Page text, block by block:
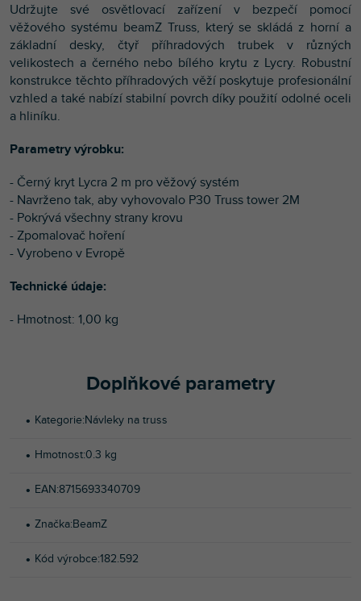
Udržujte své osvětlovací zařízení v bezpečí pomocí
věžového systému beamZ Truss, který se skládá z horní a
základní desky, čtyř příhradových trubek v různých
velikostech a černého nebo bílého krytu z Lycry. Robustní
konstrukce těchto příhradových věží poskytuje profesionální
vzhled a také nabízí stabilní povrch díky použití odolné oceli
a hliníku.
Parametry výrobku:
- Černý kryt Lycra 2 m pro věžový systém
- Navrženo tak, aby vyhovovalo P30 Truss tower 2M
- Pokrývá všechny strany krovu
- Zpomalovač hoření
- Vyrobeno v Evropě
Technické údaje:
- Hmotnost: 1,00 kg
Doplňkové parametry
Kategorie:Návleky na truss
Hmotnost:0.3 kg
EAN:8715693340709
Značka:BeamZ
Kód výrobce:182.592